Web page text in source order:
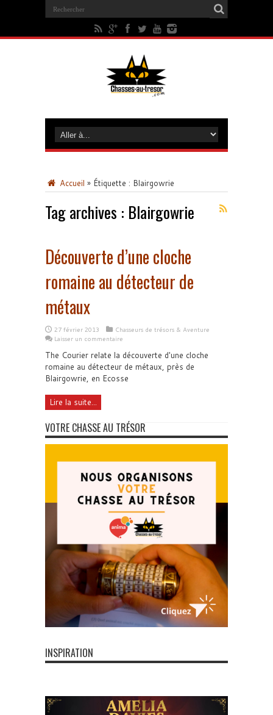
Accueil » Étiquette : Blairgowrie
Tag archives : Blairgowrie
Découverte d’une cloche
romaine au détecteur de
métaux
27 février 2013
Chasseurs de trésors & Aventure
Laisser un commentaire
The Courier relate la découverte d'une cloche
romaine au détecteur de métaux, près de
Blairgowrie, en Ecosse
Lire la suite...
VOTRE CHASSE AU TRÉSOR
INSPIRATION